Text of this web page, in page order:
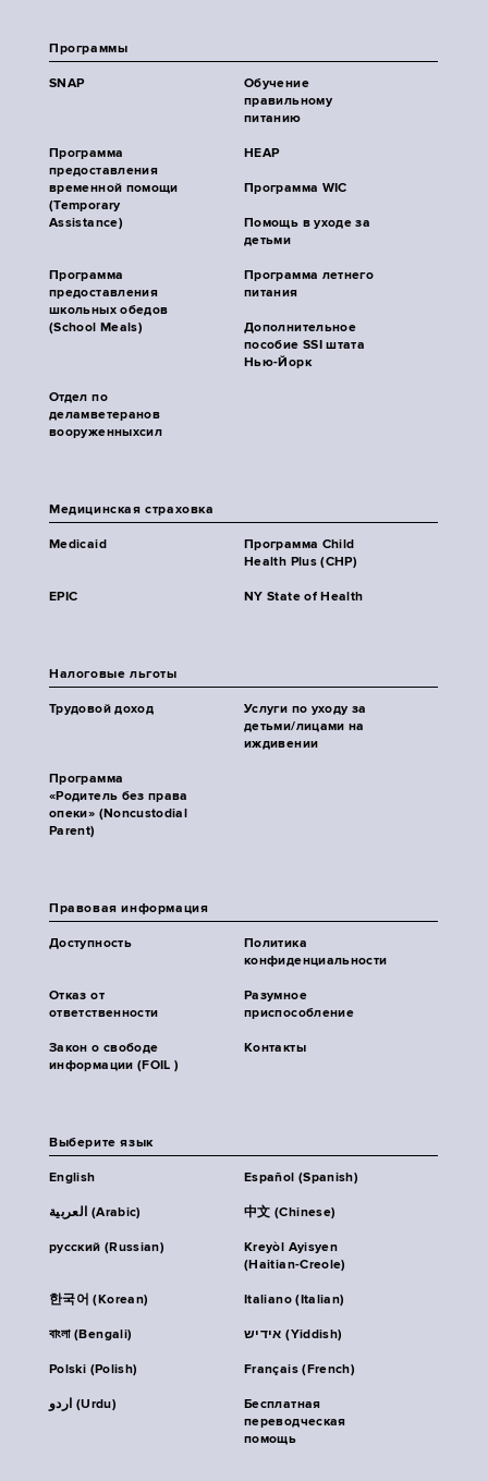
Программы
SNAP
Обучение
правильному
питанию
Программа
предоставления
временной помощи
(Temporary
Assistance)
HEAP
Программа WIC
Помощь в уходе за
детьми
Программа
предоставления
школьных обедов
(School Meals)
Программа летнего
питания
Дополнительное
пособие SSI штата
Нью-Йорк
Отдел по
деламветеранов
вооруженныхсил
Медицинская страховка
Medicaid
Программа Child
Health Plus (CHP)
EPIC NY State of Health
Налоговые льготы
Трудовой доход
Услуги по уходу за
детьми/лицами на
иждивении
Программа
«Родитель без права
опеки» (Noncustodial
Parent)
Правовая информация
Доступность
Политика
конфиденциальности
Отказ от
ответственности
Разумное
приспособление
Закон о свободе
информации (FOIL )
Контакты
Выберите язык
English Español (Spanish)
العربية (Arabic) 中文 (Chinese)
русский (Russian)
Kreyòl Ayisyen
(Haitian-Creole)
한국어 (Korean) Italiano (Italian)
বাংলা (Bengali) אידיש (Yiddish)
Polski (Polish) Français (French)
اردو (Urdu)
Бесплатная
переводческая
помощь